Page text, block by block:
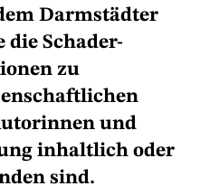
Darmstädter
die Schader-
zu
und
inhaltlich oder
sind.